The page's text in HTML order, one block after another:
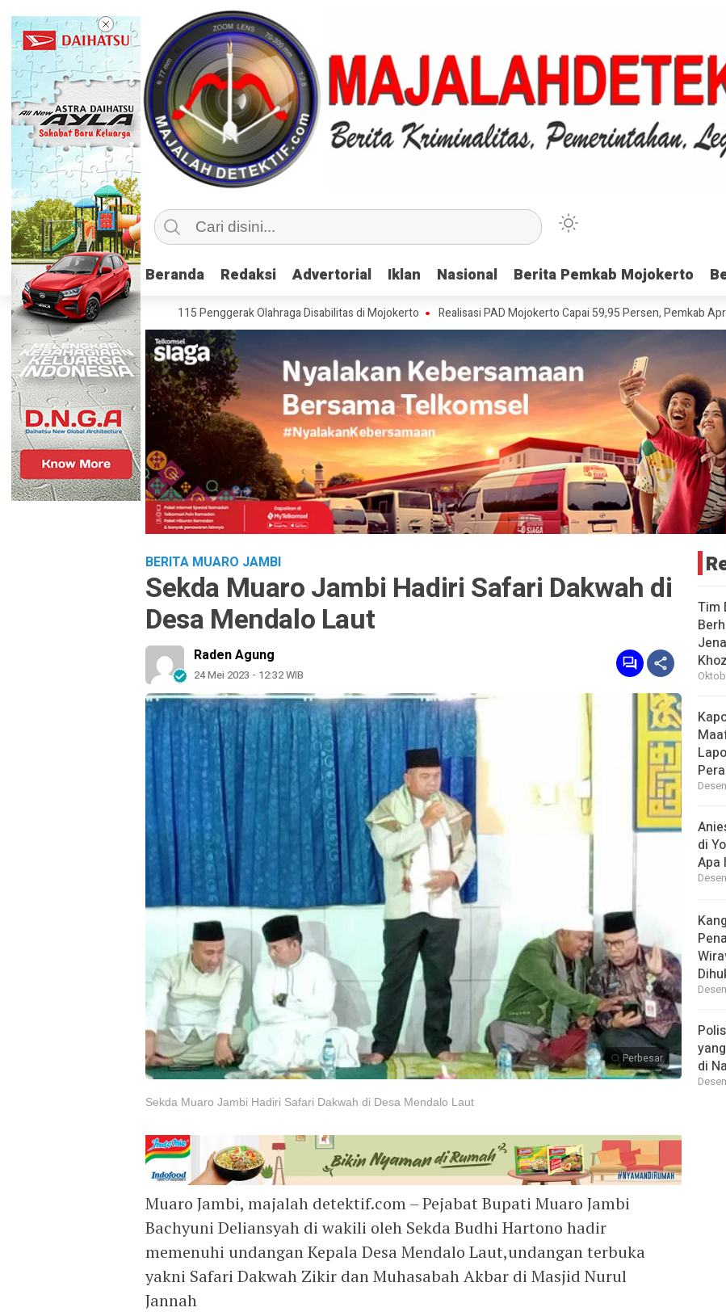
Beranda Redaksi Advertorial Iklan Nasional Berita Pemkab Mojokerto
Beranda Redaksi Advertorial Iklan Nasional Berita Pemkab Mojokerto
Kemenpora Latih 115 Penggerak Olahraga Disabilitas di Mojokerto Realisasi PAD Mojokerto Capai 59,95 Persen, Pemkab Apresiasi
BERITA MUARO JAMBI
Sekda Muaro Jambi Hadiri Safari Dakwah di
Desa Mendalo Laut
Raden Agung
24 Mei 2023 - 12:32 WIB
Perbesar
Sekda Muaro Jambi Hadiri Safari Dakwah di Desa Mendalo Laut
Muaro Jambi, majalah detektif.com – Pejabat Bupati Muaro Jambi
Bachyuni Deliansyah di wakili oleh Sekda Budhi Hartono hadir
memenuhi undangan Kepala Desa Mendalo Laut,undangan terbuka
yakni Safari Dakwah Zikir dan Muhasabah Akbar di Masjid Nurul
Jannah
Tim
di
Apa
di